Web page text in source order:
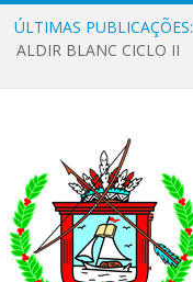
ÚLTIMAS PUBLICAÇÕES:
ALDIR BLANC CICLO II